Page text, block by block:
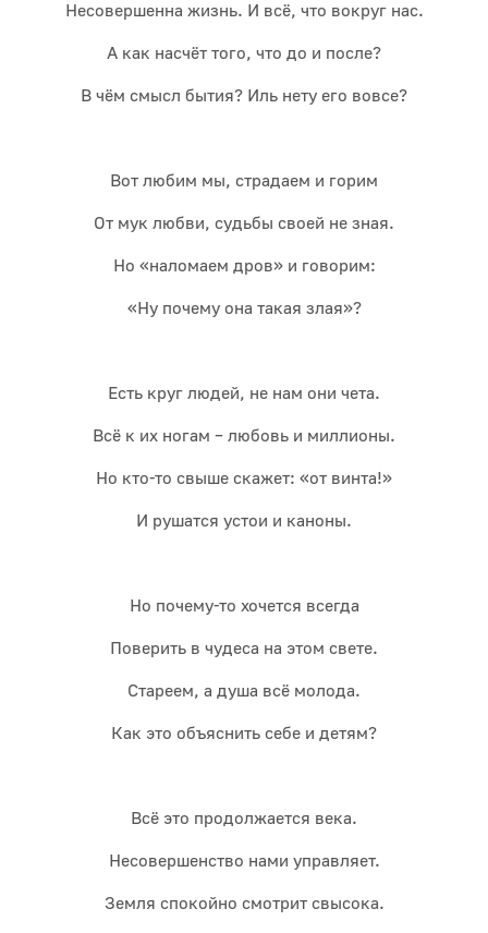
Несовершенна жизнь. И всё, что вокруг нас.
А как насчёт того, что до и после?
В чём смысл бытия? Иль нету его вовсе?
Вот любим мы, страдаем и горим
От мук любви, судьбы своей не зная.
Но «наломаем дров» и говорим:
«Ну почему она такая злая»?
Есть круг людей, не нам они чета.
Всё к их ногам – любовь и миллионы.
Но кто-то свыше скажет: «от винта!»
И рушатся устои и каноны.
Но почему-то хочется всегда
Поверить в чудеса на этом свете.
Стареем, а душа всё молода.
Как это объяснить себе и детям?
Всё это продолжается века.
Несовершенство нами управляет.
Земля спокойно смотрит свысока.